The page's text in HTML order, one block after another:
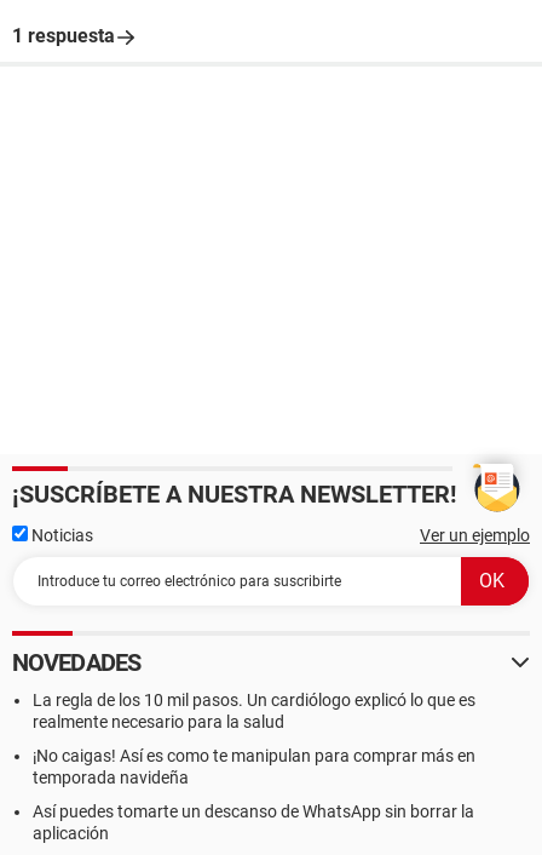
1 respuesta
¡SUSCRÍBETE A NUESTRA NEWSLETTER!
Noticias Ver un ejemplo
NOVEDADES
La regla de los 10 mil pasos. Un cardiólogo explicó lo que es
realmente necesario para la salud
¡No caigas! Así es como te manipulan para comprar más en
temporada navideña
Así puedes tomarte un descanso de WhatsApp sin borrar la
aplicación